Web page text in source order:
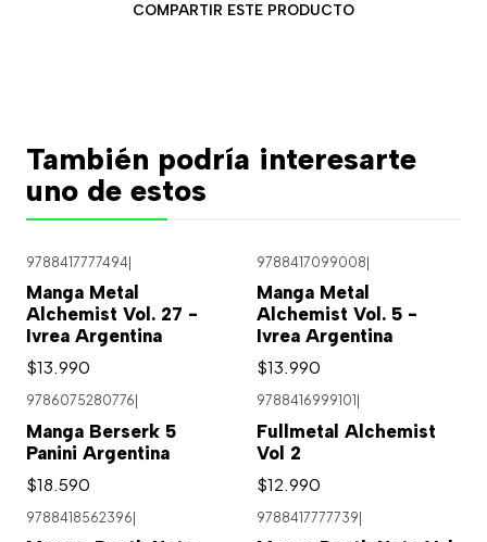
COMPARTIR ESTE PRODUCTO
También podría interesarte
uno de estos
9788417777494
Manga Metal
Alchemist Vol. 27 -
Ivrea Argentina
$13.990
9788417099008
Manga Metal
Alchemist Vol. 5 -
Ivrea Argentina
$13.990
9786075280776
Manga Berserk 5
Panini Argentina
$18.590
9788416999101
Fullmetal Alchemist
Vol 2
$12.990
9788418562396 9788417777739